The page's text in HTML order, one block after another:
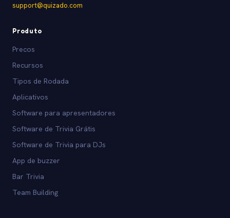
support@quizado.com
Produto
Precos
Recursos
Tipos de Rodada
Aplicativos
Software para apresentadores
Software de Trivia Grátis
Software de Trivia para DJs
App de buzzer
Bar Trivia
Team Building